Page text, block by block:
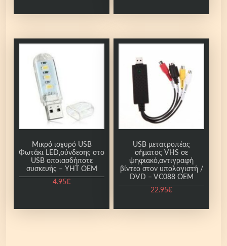
Μικρό ισχυρό USB
Φωτάκι LED,σύνδεσης στο
USB οποιασδήποτε
συσκευής – YHT OEM
4.95€
USB μετατροπέας
σήματος VHS σε
ψηφιακό,αντιγραφή
βίντεο στον υπολογιστή /
DVD – VC088 OEM
22.95€